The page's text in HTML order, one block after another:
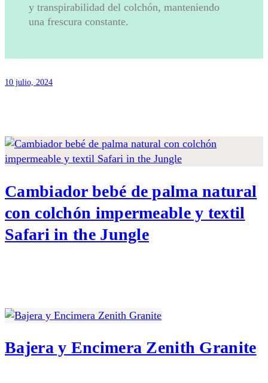
y transpirabilidad del colchón, manteniendo
una frescura constante.
10 julio, 2024
Cambiador bebé de palma natural
con colchón impermeable y textil
Safari in the Jungle
Bajera y Encimera Zenith Granite